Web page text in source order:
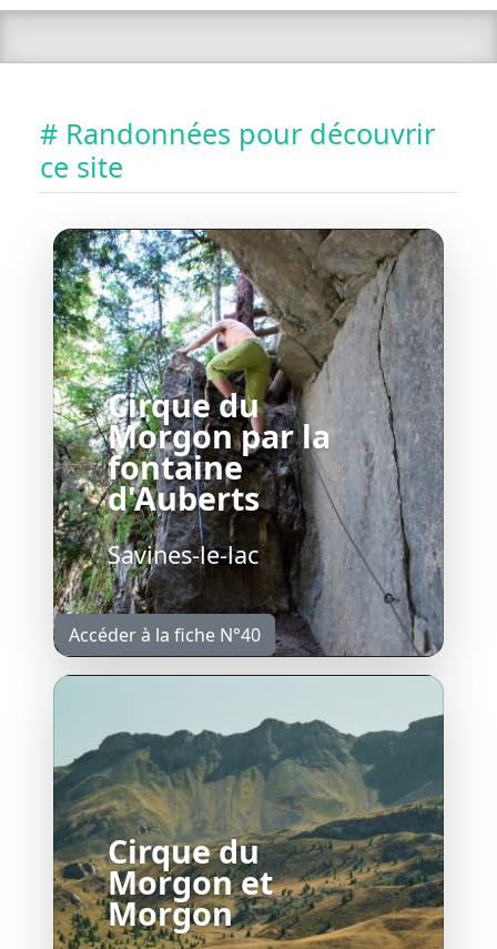
# Randonnées pour découvrir
ce site
Cirque du
Morgon par la
fontaine
d'Auberts
Savines-le-lac
Accéder à la fiche N°40
Cirque du
Morgon et
Morgon